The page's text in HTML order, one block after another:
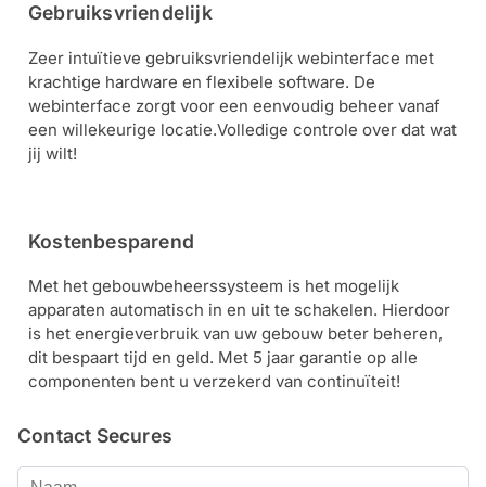
Gebruiksvriendelijk
Zeer intuïtieve gebruiksvriendelijk webinterface met
krachtige hardware en flexibele software. De
webinterface zorgt voor een eenvoudig beheer vanaf
een willekeurige locatie.Volledige controle over dat wat
jij wilt!
Kostenbesparend
Met het gebouwbeheerssysteem is het mogelijk
apparaten automatisch in en uit te schakelen. Hierdoor
is het energieverbruik van uw gebouw beter beheren,
dit bespaart tijd en geld. Met 5 jaar garantie op alle
componenten bent u verzekerd van continuïteit!
Contact Secures